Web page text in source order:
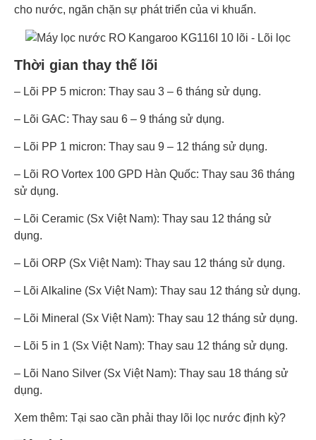
cho nước, ngăn chặn sự phát triển của vi khuẩn.
Thời gian thay thế lõi
– Lõi PP 5 micron: Thay sau 3 – 6 tháng sử dụng.
– Lõi GAC: Thay sau 6 – 9 tháng sử dụng.
– Lõi PP 1 micron: Thay sau 9 – 12 tháng sử dụng.
– Lõi RO Vortex 100 GPD Hàn Quốc: Thay sau 36 tháng
sử dụng.
– Lõi Ceramic (Sx Việt Nam): Thay sau 12 tháng sử
dụng.
– Lõi ORP (Sx Việt Nam): Thay sau 12 tháng sử dụng.
– Lõi Alkaline (Sx Việt Nam): Thay sau 12 tháng sử dụng.
– Lõi Mineral (Sx Việt Nam): Thay sau 12 tháng sử dụng.
– Lõi 5 in 1 (Sx Việt Nam): Thay sau 12 tháng sử dụng.
– Lõi Nano Silver (Sx Việt Nam): Thay sau 18 tháng sử
dụng.
Xem thêm: Tại sao cần phải thay lõi lọc nước định kỳ?